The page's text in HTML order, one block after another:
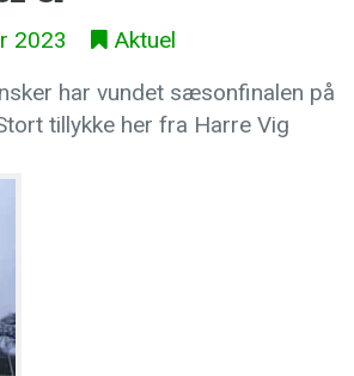
2023
Aktuel
har vundet sæsonfinalen på
tillykke her fra Harre Vig